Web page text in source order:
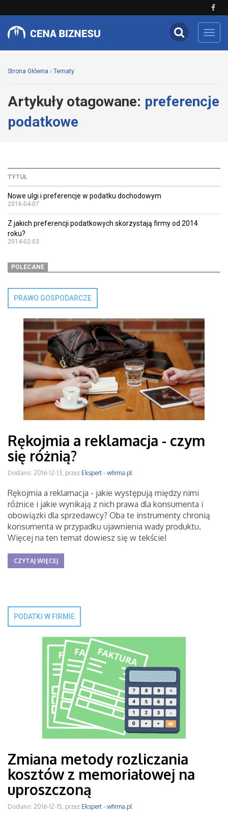
Strona Główna Tematy
Artykuły otagowane: preferencje
podatkowe
TYTUŁ
Nowe ulgi i preferencje w podatku dochodowym
2016-04-07
Z jakich preferencji podatkowych skorzystają firmy od 2014
roku?
2014-02-03
POLECANE
PRAWO GOSPODARCZE
Rękojmia a reklamacja - czym
się różnią?
Dodano: 2016-12-13, przez Ekspert - wfirma.pl
Rękojmia a reklamacja - jakie występują między nimi
różnice i jakie wynikają z nich prawa dla konsumenta i
obowiązki dla sprzedawcy? Oba te instrumenty chronią
konsumenta w przypadku ujawnienia wady produktu.
Więcej na ten temat dowiesz się w tekście!
CZYTAJ WIĘCEJ
PODATKI W FIRMIE
Zmiana metody rozliczania
kosztów z memoriałowej na
uproszczoną
Dodano: 2016-12-15, przez Ekspert - wfirma.pl